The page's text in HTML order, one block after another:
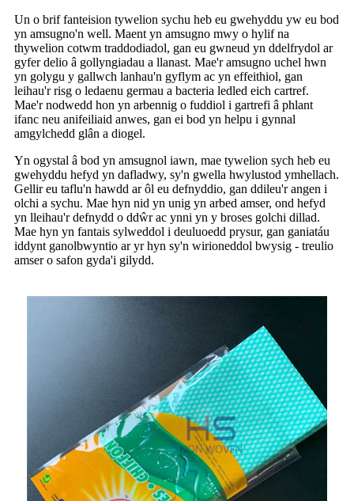
Un o brif fanteision tywelion sychu heb eu gwehyddu yw eu bod
yn amsugno'n well. Maent yn amsugno mwy o hylif na
thywelion cotwm traddodiadol, gan eu gwneud yn ddelfrydol ar
gyfer delio â gollyngiadau a llanast. Mae'r amsugno uchel hwn
yn golygu y gallwch lanhau'n gyflym ac yn effeithiol, gan
leihau'r risg o ledaenu germau a bacteria ledled eich cartref.
Mae'r nodwedd hon yn arbennig o fuddiol i gartrefi â phlant
ifanc neu anifeiliaid anwes, gan ei bod yn helpu i gynnal
amgylchedd glân a diogel.
Yn ogystal â bod yn amsugnol iawn, mae tywelion sych heb eu
gwehyddu hefyd yn dafladwy, sy'n gwella hwylustod ymhellach.
Gellir eu taflu'n hawdd ar ôl eu defnyddio, gan ddileu'r angen i
olchi a sychu. Mae hyn nid yn unig yn arbed amser, ond hefyd
yn lleihau'r defnydd o ddŵr ac ynni yn y broses golchi dillad.
Mae hyn yn fantais sylweddol i deuluoedd prysur, gan ganiatáu
iddynt ganolbwyntio ar yr hyn sy'n wirioneddol bwysig - treulio
amser o safon gyda'i gilydd.